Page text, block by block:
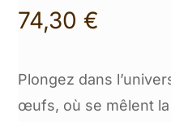
74,30€
Plongez dans
œufs, où se mêlent